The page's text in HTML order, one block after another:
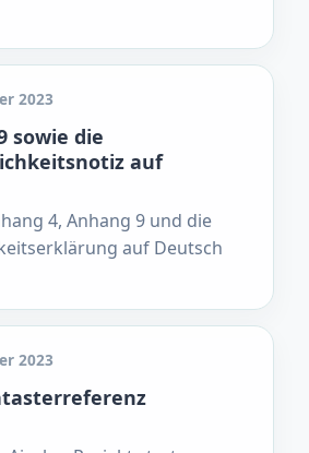
2023
sowie die
auf
4, Anhang 9 und die
auf Deutsch
2023